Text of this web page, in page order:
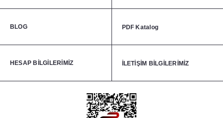
BLOG PDF Katalog
HESAP BİLGİLERİMİZ İLETİŞİM BİLGİLERİMİZ